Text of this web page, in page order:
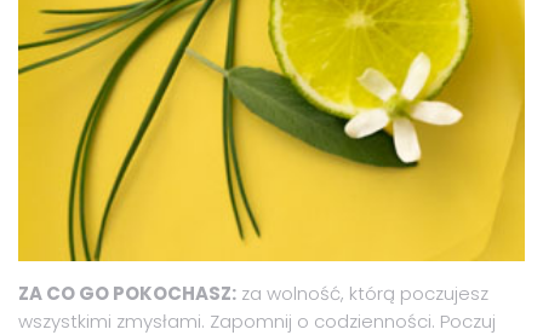
ZA CO GO POKOCHASZ: za wolność, którą poczujesz
wszystkimi zmysłami. Zapomnij o codzienności. Poczuj